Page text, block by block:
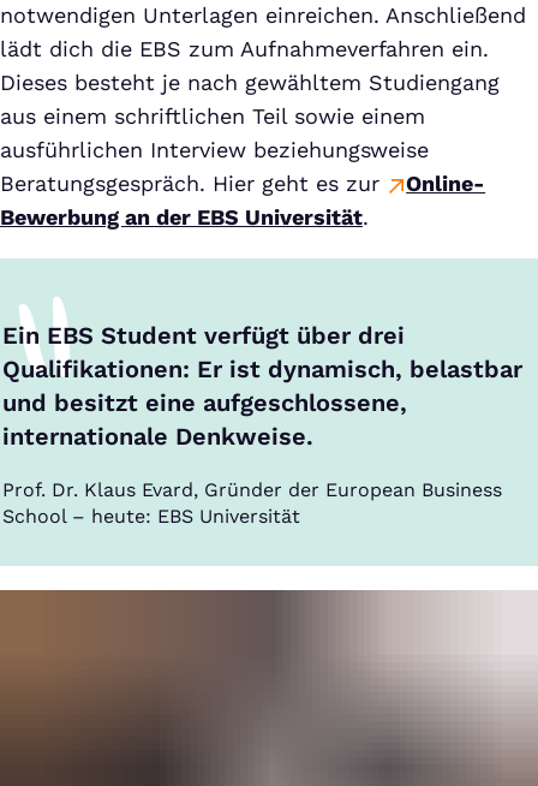
notwendigen Unterlagen einreichen. Anschließend
lädt dich die EBS zum Aufnahmeverfahren ein.
Dieses besteht je nach gewähltem Studiengang
aus einem schriftlichen Teil sowie einem
ausführlichen Interview beziehungsweise
Beratungsgespräch. Hier geht es zur
Online-
Bewerbung an der EBS Universität.
Ein EBS Student verfügt über drei
Qualifikationen: Er ist dynamisch, belastbar
und besitzt eine aufgeschlossene,
internationale Denkweise.
Prof. Dr. Klaus Evard, Gründer der European Business
School – heute: EBS Universität